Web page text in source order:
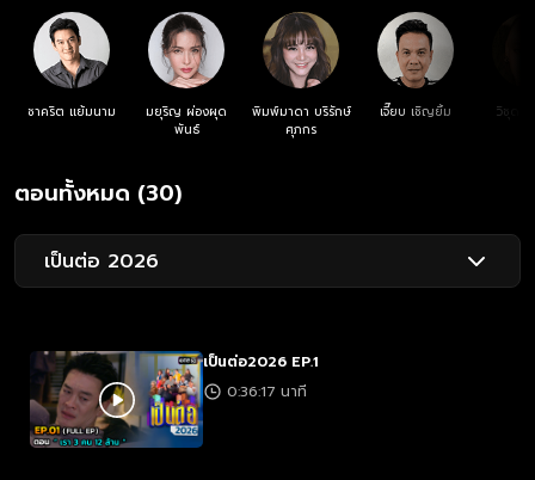
ต่อ นอกจากความกะล่อนที่เป็นเอกลักษณ์ ยังพกพาเรื่องราวความวุ่นวาย
ในออฟฟิศ และความสัมพันธ์สุดซับซ้อนที่เดาทางไม่ถูก ใครที่กำลังรอ
เป็นต่อ ตอนใหม่ล่าสุด บอกเลยว่าปีนี้เซอร์ไพรส์เพียบ นำแสดงโดย
ชาคริต แย้มนาม, กิ๊ก มยุริญ ผ่องผุดพันธ์, พิมพ์มาดา บริรักษ์ศุภกร,
เจี๊ยบ เชิญยิ้ม, แหม่ม วิชุดา พินดั้ม, กิตติ เชี่ยววงศ์กุล, อู๊ด มกจ๊ก, ผอูน
จันทรศิริ, ธงธง มกจ๊ก กำกับการแสดงโดย จิรศักดิ์ โย้จิ้ว อย่าลืม! นัด
ชาย หรือจะรักษาตำแหน่งเสือผู้หญิงไว้ได้กันแน่ ดูย้อนหลังซิตคอม เป็น
ต่อ 2026 ตอนล่าสุด เวอร์ชัน UNCUT ที่เดียว ทางแอป oneD ทุกวัน
พฤหัสบดี เวลา 22:30 น. #เป็นต่อ #ขั้นเทพ #พี่น้องครับ #เจ้าชู้
#เพลย์บอย #แฟนเก่า #ญาดา #นับเก้า
ชาคริต แย้มนาม
มยุริญ ผ่องผุด
พันธ์
พิมพ์มาดา บริรักษ์
ศุภกร
เจี๊ยบ เชิญยิ้ม วิชุดา
ตอนทั้งหมด (30)
เป็นต่อ 2026
เป็นต่อ2026 EP.1
0:36:17 นาที